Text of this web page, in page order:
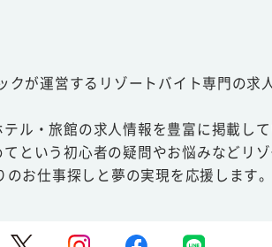
が運営するリゾートバイト専門の求
ル・旅館の求人情報を豊富に掲載し
という初心者の疑問やお悩みなどリ
お仕事探しと夢の実現を応援します。